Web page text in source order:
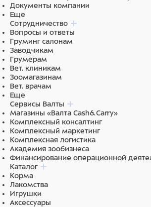
Состав: тунец, курица, креветки,
полифенолы чая, витамины (A, B2, B3,
ксантановая камедь.
Документы компании
Еще
Сотрудничество
Вопросы и ответы
Груминг салонам
Заводчикам
Грумерам
Вет. клиникам
Зоомагазинам
Вет. врачам
Еще
Сервисы Валты
Магазины «Валта Cash&Carry»
Комплексный консалтинг
Комплексный маркетинг
Комплексная логистика
Академия зообизнеса
Финансирование операционной
Каталог
Корма
Лакомства
Игрушки
Аксессуары